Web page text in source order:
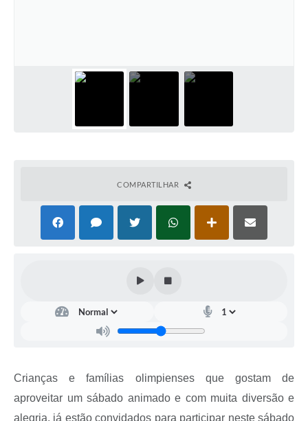
COMPARTILHAR
Crianças e famílias olimpienses que gostam de
aproveitar um sábado animado e com muita diversão e
alegria, já estão convidados para participar neste sábado